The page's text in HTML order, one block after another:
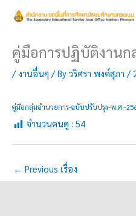
คู่มือการปฏิบัติงานก
/งานอื่นๆ / By วริศรา พงค์สุภา /
คู่มือกลุ่มอำนวยการ-ฉบับปรับปรุง-พ.ศ.-
จำนวนคนดู : 54
← Previous เรื่อง